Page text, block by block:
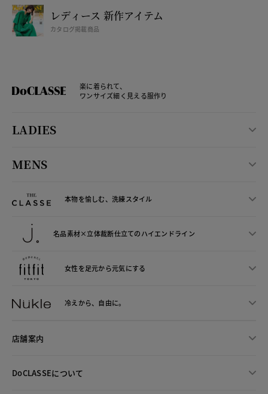
レディース 新作アイテム
カタログ掲載商品
楽に着られて、
ワンサイズ細く見える服作り
LADIES
MENS
本物を愉しむ、洗練スタイル
名品素材×立体裁断仕立てのハイエンドライン
女性を足元から元気にする
冷えから、 自由に。
店舗案内
DoCLASSEについて